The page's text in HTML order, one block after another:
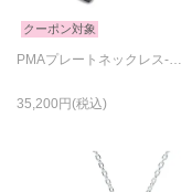
クーポン対象
PMAプレートネックレス-ブラック
35,200